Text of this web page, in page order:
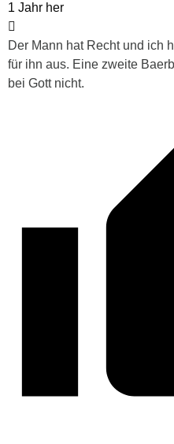
1 Jahr her
Der Mann hat Recht und ich
für ihn aus. Eine zweite
bei Gott nicht.